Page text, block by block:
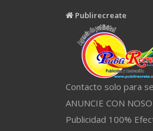
Publirecreate
Contacto solo para
ANUNCIE CON
Publicidad 100%